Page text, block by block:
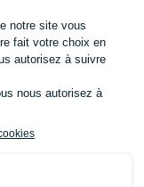
confort
d’info-